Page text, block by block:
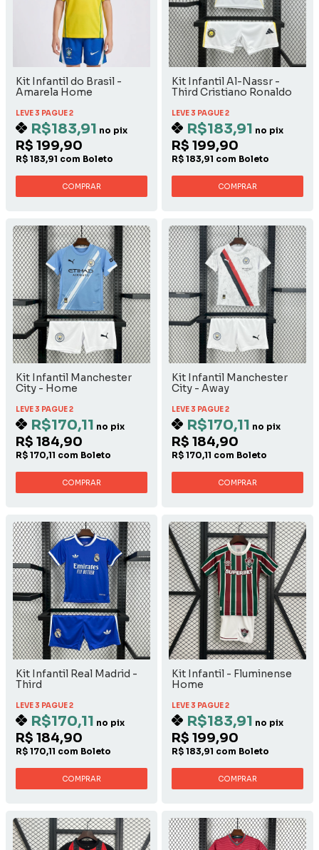
Kit Infantil do Brasil -
Amarela Home
LEVE 3 PAGUE 2
R$183,91 no pix
R$ 199,90
R$ 183,91 com Boleto
COMPRAR
Kit Infantil Al-Nassr -
Third Cristiano Ronaldo
LEVE 3 PAGUE 2
R$183,91 no pix
R$ 199,90
R$ 183,91 com Boleto
COMPRAR
Kit Infantil Manchester
City - Home
LEVE 3 PAGUE 2
R$170,11 no pix
R$ 184,90
R$ 170,11 com Boleto
COMPRAR
Kit Infantil Manchester
City - Away
LEVE 3 PAGUE 2
R$170,11 no pix
R$ 184,90
R$ 170,11 com Boleto
COMPRAR
Kit Infantil Real Madrid -
Third
LEVE 3 PAGUE 2
R$170,11 no pix
R$ 184,90
R$ 170,11 com Boleto
COMPRAR
Kit Infantil - Fluminense
Home
LEVE 3 PAGUE 2
R$183,91 no pix
R$ 199,90
R$ 183,91 com Boleto
COMPRAR